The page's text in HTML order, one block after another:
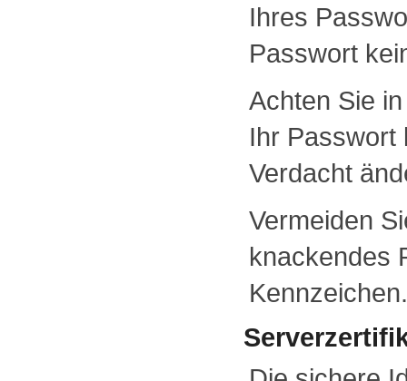
Ihres
Passwort
Achten Sie
Ihr Passwort
Verdacht
Vermeiden
knackendes
Kennzeichen.